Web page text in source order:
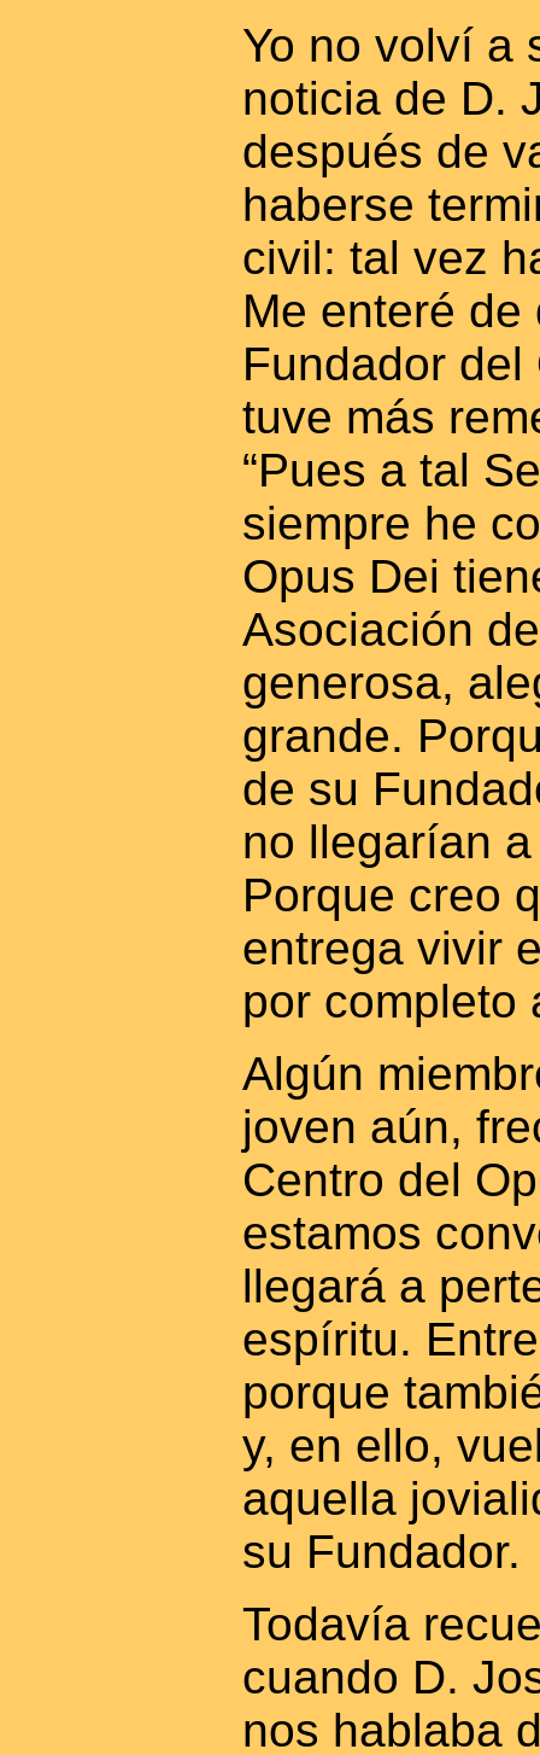
Yo no volví a
noticia de D.
después de
haberse
civil: tal vez
Me enteré de
Fundador
tuve más
“Pues a tal
siempre he
Opus Dei
Asociación
generosa,
grande.
de su
no llegarían
Porque creo
entrega vivir
por completo
Algún
joven aún,
Centro del
estamos
llegará a
espíritu.
porque
y, en ello,
aquella
su Fundador.
Todavía
cuando D.
nos hablaba